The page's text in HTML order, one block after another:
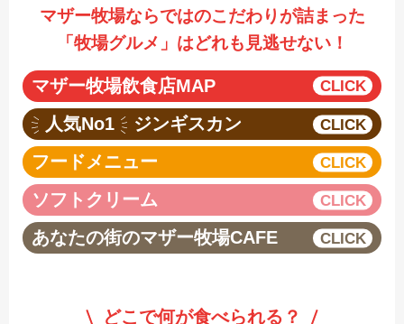
マザー牧場ならではのこだわりが詰まった
「牧場グルメ」はどれも見逃せない！
マザー牧場飲食店MAP
人気No1
ジンギスカン
フードメニュー
ソフトクリーム
あなたの街のマザー牧場CAFE
どこで何が食べられる？